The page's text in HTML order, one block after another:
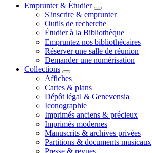
Emprunter & Étudier
S'inscrire & emprunter
Outils de recherche
Étudier à la Bibliothèque
Empruntez nos bibliothécaires
Réserver une salle de réunion
Demander une numérisation
Collections
Affiches
Cartes & plans
Dépôt légal & Genevensia
Iconographie
Imprimés anciens & précieux
Imprimés modernes
Manuscrits & archives privées
Partitions & documents musicaux
Presse & revues